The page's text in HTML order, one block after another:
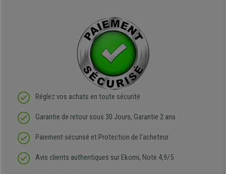
Réglez vos achats en toute sécurité
Garantie de retour sous 30 Jours, Garantie 2 ans
Paiement sécurisé et Protection de l'acheteur
Avis clients authentiques sur Ekomi, Note 4,9/5